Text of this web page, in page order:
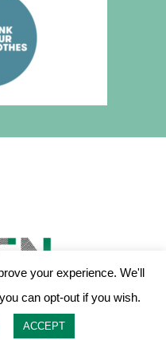
Obtenir les logos
your experience. We'll
can opt-out if you wish.
ACCEPT